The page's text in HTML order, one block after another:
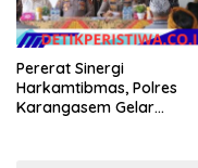
Pererat Sinergi
Harkamtibmas, Polres
Karangasem Gelar